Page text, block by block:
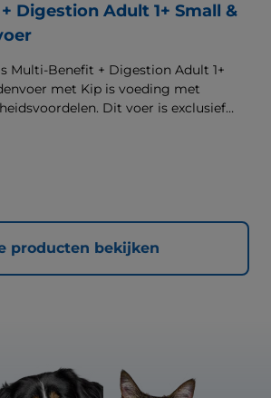
Digestion Adult 1+ Small &
Multi-Benefit + Digestion Adult 1+
met Kip is voeding met
Dit voer is exclusief
voor nu en de toekomst.
producten bekijken